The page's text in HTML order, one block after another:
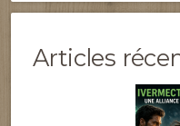
Articles